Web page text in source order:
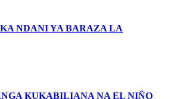
NDANI YA BARAZA LA
KUKABILIANA NA EL NIÑO